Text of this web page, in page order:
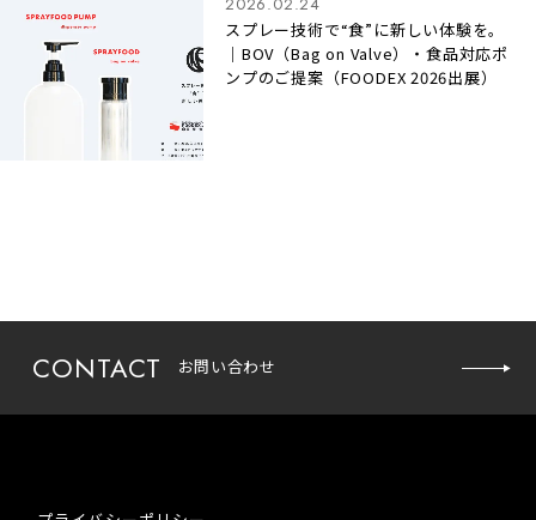
お問い
2026.02.24
スプレー技術で“食”に新しい体験を。
｜BOV（Bag on Valve）・食品対応ポ
ンプのご提案（FOODEX 2026出展）
CONTACT お問い合わせ